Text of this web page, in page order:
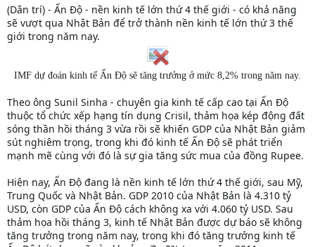
(Dân trí) - Ấn Độ - nền kinh tế lớn thứ 4 thế giới - có khả năng
sẽ vượt qua Nhật Bản để trở thành nền kinh tế lớn thứ 3 thế
giới trong năm nay.
IMF dự đoán kinh tế Ấn Độ sẽ tăng trưởng ở mức 8,2% trong năm nay.
Theo ông Sunil Sinha - chuyên gia kinh tế cấp cao tại Ấn Độ
thuộc tổ chức xếp hạng tín dụng Crisil, thảm họa kép động đất
sóng thần hồi tháng 3 vừa rồi sẽ khiến GDP của Nhật Bản giảm
sút nghiêm trọng, trong khi đó kinh tế Ấn Độ sẽ phát triển
mạnh mẽ cùng với đó là sự gia tăng sức mua của đồng Rupee.
Hiện nay, Ấn Độ đang là nền kinh tế lớn thứ 4 thế giới, sau Mỹ,
Trung Quốc và Nhật Bản. GDP 2010 của Nhật Bản là 4.310 tỷ
USD, còn GDP của Ấn Độ cách không xa với 4.060 tỷ USD. Sau
thảm họa hồi tháng 3, kinh tế Nhật Bản được dự báo sẽ không
tăng trưởng trong năm nay, trong khi đó tăng trưởng kinh tế